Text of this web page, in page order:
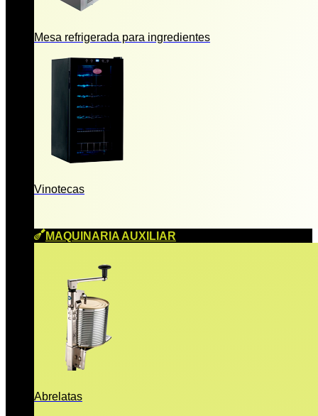
Mesa refrigerada para ingredientes
Vinotecas
MAQUINARIA AUXILIAR
Abrelatas